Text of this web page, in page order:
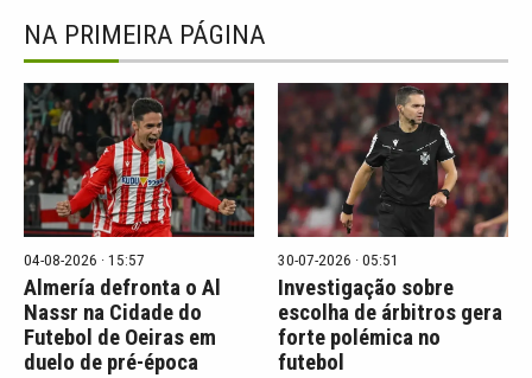
NA PRIMEIRA PÁGINA
04-08-2026 · 15:57
Almería defronta o Al
Nassr na Cidade do
Futebol de Oeiras em
duelo de pré-época
30-07-2026 · 05:51
Investigação sobre
escolha de árbitros gera
forte polémica no
futebol